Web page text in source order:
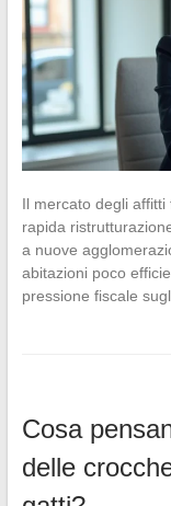
Il mercato degli
rapida
a nuove
abitazioni poco
pressione fiscale
Cosa
delle